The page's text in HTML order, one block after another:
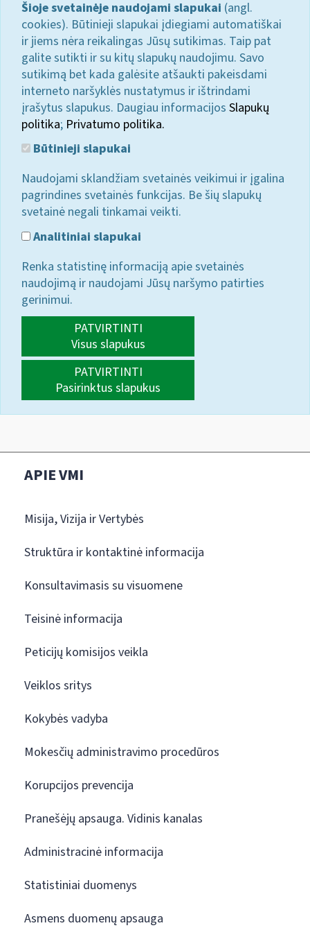
Šioje svetainėje naudojami slapukai (angl.
cookies). Būtinieji slapukai įdiegiami automatiškai
ir jiems nėra reikalingas Jūsų sutikimas. Taip pat
galite sutikti ir su kitų slapukų naudojimu. Savo
sutikimą bet kada galėsite atšaukti pakeisdami
interneto naršyklės nustatymus ir ištrindami
įrašytus slapukus. Daugiau informacijos Slapukų
politika; Privatumo politika.
Būtinieji slapukai
Naudojami sklandžiam svetainės veikimui ir įgalina
pagrindines svetainės funkcijas. Be šių slapukų
svetainė negali tinkamai veikti.
Analitiniai slapukai
Renka statistinę informaciją apie svetainės
naudojimą ir naudojami Jūsų naršymo patirties
gerinimui.
PATVIRTINTI
Visus slapukus
PATVIRTINTI
Pasirinktus slapukus
APIE VMI
Misija, Vizija ir Vertybės
Struktūra ir kontaktinė informacija
Konsultavimasis su visuomene
Teisinė informacija
Peticijų komisijos veikla
Veiklos sritys
Kokybės vadyba
Mokesčių administravimo procedūros
Korupcijos prevencija
Pranešėjų apsauga. Vidinis kanalas
Administracinė informacija
Statistiniai duomenys
Asmens duomenų apsauga